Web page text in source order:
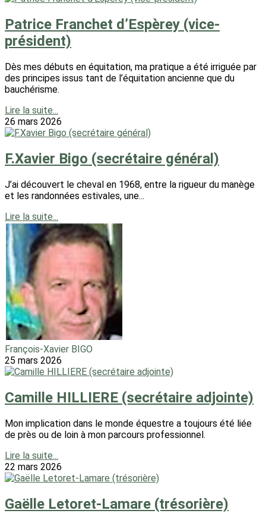
Patrice Franchet d’Espèrey (vice-
président)
Dès mes débuts en équitation, ma pratique a été irriguée par
des principes issus tant de l’équitation ancienne que du
bauchérisme.
Lire la suite...
26 mars 2026
F.Xavier Bigo (secrétaire général)
J’ai découvert le cheval en 1968, entre la rigueur du manège
et les randonnées estivales, une...
Lire la suite...
François-Xavier BIGO
25 mars 2026
Camille HILLIERE (secrétaire adjointe)
Mon implication dans le monde équestre a toujours été liée
de près ou de loin à mon parcours professionnel.
Lire la suite...
22 mars 2026
Gaëlle Letoret-Lamare (trésorière)